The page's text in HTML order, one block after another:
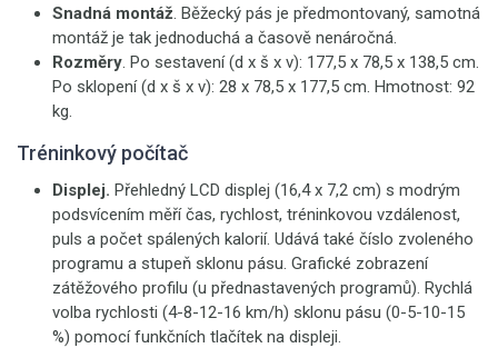
Snadná montáž. Běžecký pás je předmontovaný, samotná
montáž je tak jednoduchá a časově nenáročná.
Rozměry. Po sestavení (d x š x v): 177,5 x 78,5 x 138,5 cm.
Po sklopení (d x š x v): 28 x 78,5 x 177,5 cm. Hmotnost: 92
kg.
Tréninkový počítač
Displej. Přehledný LCD displej (16,4 x 7,2 cm) s modrým
podsvícením měří čas, rychlost, tréninkovou vzdálenost,
puls a počet spálených kalorií. Udává také číslo zvoleného
programu a stupeň sklonu pásu. Grafické zobrazení
zátěžového profilu (u přednastavených programů). Rychlá
volba rychlosti (4-8-12-16 km/h) sklonu pásu (0-5-10-15
%) pomocí funkčních tlačítek na displeji.